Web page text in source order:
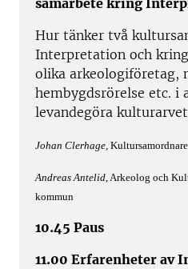
samarbete kring
Hur tänker två
Interpretation och
olika arkeologiföretag,
hembygdsrörelse etc. i
levandegöra
Johan Clerhage,
Andreas Antelid, Arkeolog och
kommun
10.45 Paus
11.00 Erfarenheter av